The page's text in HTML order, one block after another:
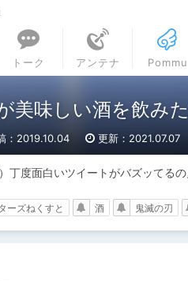
トーク アンテナ Pommu
美味しい酒を飲み
：2019.10.04 更新：2021.07.07
丁度面白いツイートがバズッてる
ーズねくすと 酒 鬼滅の刃